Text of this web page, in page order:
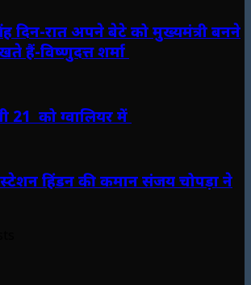
दिन-रात अपने बेटे को मुख्यमंत्री बनने
हैं-विष्णुदत्त शर्मा
21 को ग्वालियर में
स्टेशन हिंडन की कमान संजय चोपड़ा ने